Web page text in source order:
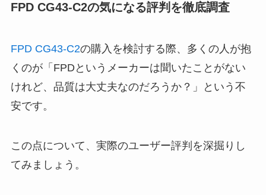
FPD CG43-C2の気になる評判を徹底調査
FPD CG43-C2の購入を検討する際、多くの人が抱
くのが「FPDというメーカーは聞いたことがない
けれど、品質は大丈夫なのだろうか？」という不
安です。
この点について、実際のユーザー評判を深掘りし
てみましょう。